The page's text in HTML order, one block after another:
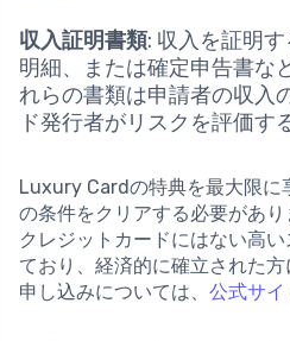
収入証明書類: 収入を証明
明細、または確定申告書な
れらの書類は申請者の収入
ド発行者がリスクを評価す
Luxury Cardの特典を最大限に
の条件をクリアする必要があ
クレジットカードにはない高
ており、経済的に確立された
申し込みについては、 公式サイ